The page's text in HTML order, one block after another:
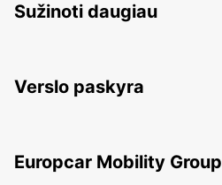
Sužinoti daugiau
Verslo paskyra
Europcar Mobility Group